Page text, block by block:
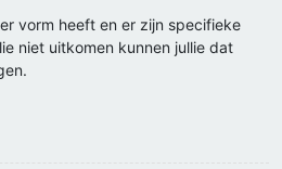
vorm heeft en er zijn specifieke
niet uitkomen kunnen jullie dat